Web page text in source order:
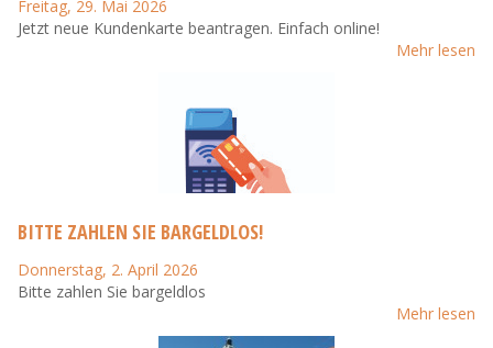
Freitag, 29. Mai 2026
Jetzt neue Kundenkarte beantragen. Einfach online!
Mehr lesen
BITTE ZAHLEN SIE BARGELDLOS!
Donnerstag, 2. April 2026
Bitte zahlen Sie bargeldlos
Mehr lesen